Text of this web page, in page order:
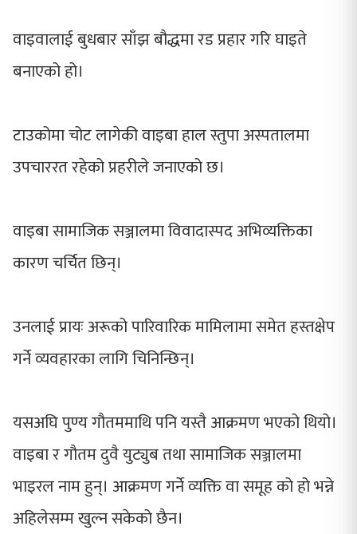
वाइवालाई बुधबार साँझ बौद्धमा रड प्रहार गरि घाइते
बनाएको हो।
टाउकोमा चोट लागेकी वाइबा हाल स्तुपा अस्पतालमा
उपचाररत रहेको प्रहरीले जनाएको छ।
वाइबा सामाजिक सञ्जालमा विवादास्पद अभिव्यक्तिका
कारण चर्चित छिन्।
उनलाई प्रायः अरूको पारिवारिक मामिलामा समेत हस्तक्षेप
गर्ने व्यवहारका लागि चिनिन्छिन्।
यसअघि पुण्य गौतममाथि पनि यस्तै आक्रमण भएको थियो।
वाइबा र गौतम दुवै युट्युब तथा सामाजिक सञ्जालमा
भाइरल नाम हुन्। आक्रमण गर्ने व्यक्ति वा समूह को हो भन्ने
अहिलेसम्म खुल्न सकेको छैन।